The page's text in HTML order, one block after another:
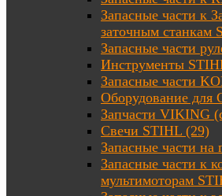
Запасные части к
заточным станкам
Запасные части
Инструменты
Запасные части
Оборудование для
Запчасти VIKING
Свечи STIHL (29)
Запасные части на
Запасные части к
мультимоторам